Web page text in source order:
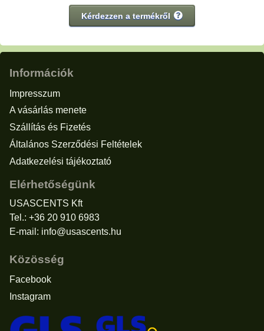
Kérdezzen a termékről
Információk
Impresszum
A vásárlás menete
Szállítás és Fizetés
Általános Szerződési Feltételek
Adatkezelési tájékoztató
Elérhetőségünk
USASCENTS Kft
Tel.: +36 20 910 6983
E-mail: info@usascents.hu
Közösség
Facebook
Instagram